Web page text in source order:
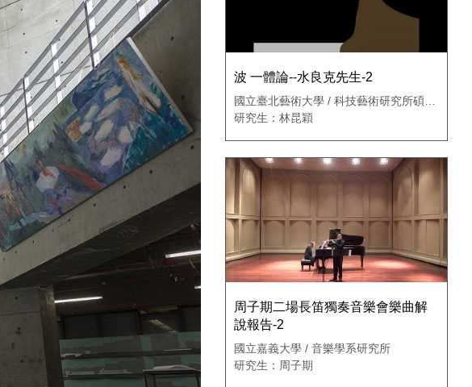
波 一體論--水良克先生-2
國立臺北藝術大學 / 科技藝術研究所碩士
班
研究生：林昆穎
周子期二場長笛獨奏音樂會樂曲解
說報告-2
國立嘉義大學 / 音樂學系研究所
研究生：周子期